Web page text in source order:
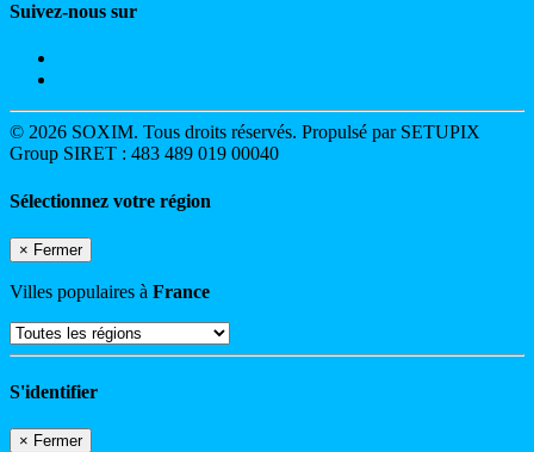
Suivez-nous sur
© 2026 SOXIM. Tous droits réservés. Propulsé par SETUPIX
Group SIRET : 483 489 019 00040
Sélectionnez votre région
× Fermer
Villes populaires à France
S'identifier
× Fermer